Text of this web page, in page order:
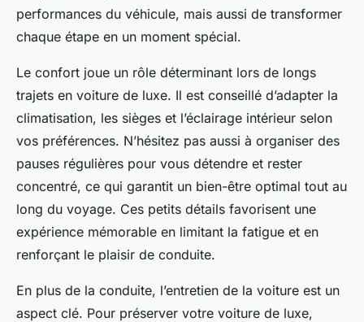
performances du véhicule, mais aussi de transformer
chaque étape en un moment spécial.
Le confort joue un rôle déterminant lors de longs
trajets en voiture de luxe. Il est conseillé d’adapter la
climatisation, les sièges et l’éclairage intérieur selon
vos préférences. N’hésitez pas aussi à organiser des
pauses régulières pour vous détendre et rester
concentré, ce qui garantit un bien-être optimal tout au
long du voyage. Ces petits détails favorisent une
expérience mémorable en limitant la fatigue et en
renforçant le plaisir de conduite.
En plus de la conduite, l’entretien de la voiture est un
aspect clé. Pour préserver votre voiture de luxe,